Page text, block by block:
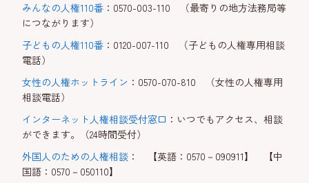
みんなの人権110番 ：0570-003-110 （最寄りの地方法務局等
につながります）
子どもの人権110番 ：0120-007-110 （子どもの人権専用相談
電話）
女性の人権ホットライン ：0570-070-810 （女性の人権専用
相談電話）
インターネット人権相談受付窓口 ：いつでもアクセス、相談
ができます。（24時間受付）
外国人のための人権相談 ： 【英語：0570－090911】 【中
国語：0570－050110】